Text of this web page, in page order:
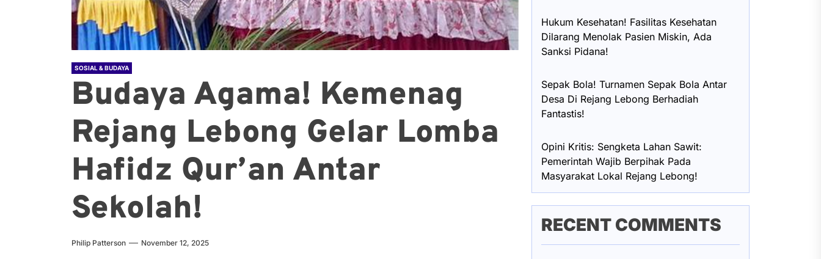
SOSIAL & BUDAYA
Budaya Agama! Kemenag
Rejang Lebong Gelar Lomba
Hafidz Qur’an Antar
Sekolah!
Philip Patterson November 12, 2025
Hukum Kesehatan! Fasilitas Kesehatan
Dilarang Menolak Pasien Miskin, Ada
Sanksi Pidana!
Sepak Bola! Turnamen Sepak Bola Antar
Desa Di Rejang Lebong Berhadiah
Fantastis!
Opini Kritis: Sengketa Lahan Sawit:
Pemerintah Wajib Berpihak Pada
Masyarakat Lokal Rejang Lebong!
RECENT COMMENTS